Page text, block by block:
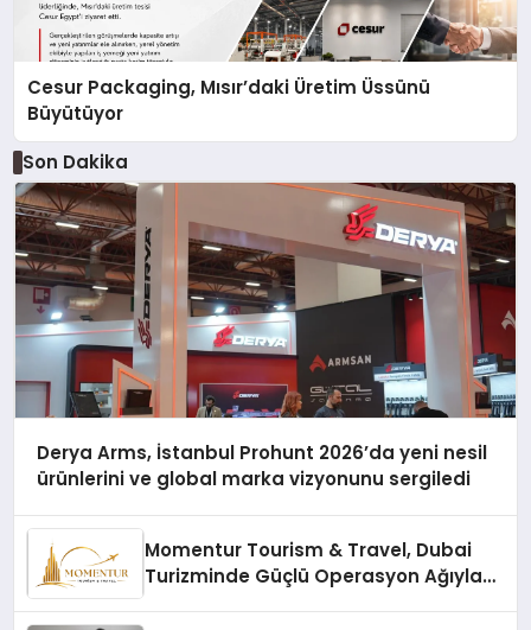
Cesur Packaging, Mısır’daki Üretim Üssünü
Büyütüyor
Son Dakika
Derya Arms, İstanbul Prohunt 2026’da yeni nesil
ürünlerini ve global marka vizyonunu sergiledi
Momentur Tourism & Travel, Dubai
Turizminde Güçlü Operasyon Ağıyla